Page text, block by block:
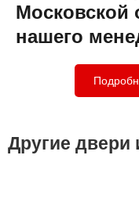
Московской
нашего
Другие двери